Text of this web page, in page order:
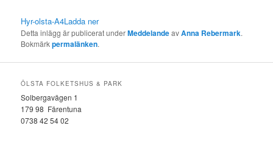
Hyr-olsta-A4Ladda ner
Detta inlägg är publicerat underMeddelandeavAnna Rebermark.
Bokmärkpermalänken.
ÖLSTA FOLKETSHUS & PARK
Solbergavägen 1
179 98 Färentuna
0738 42 54 02